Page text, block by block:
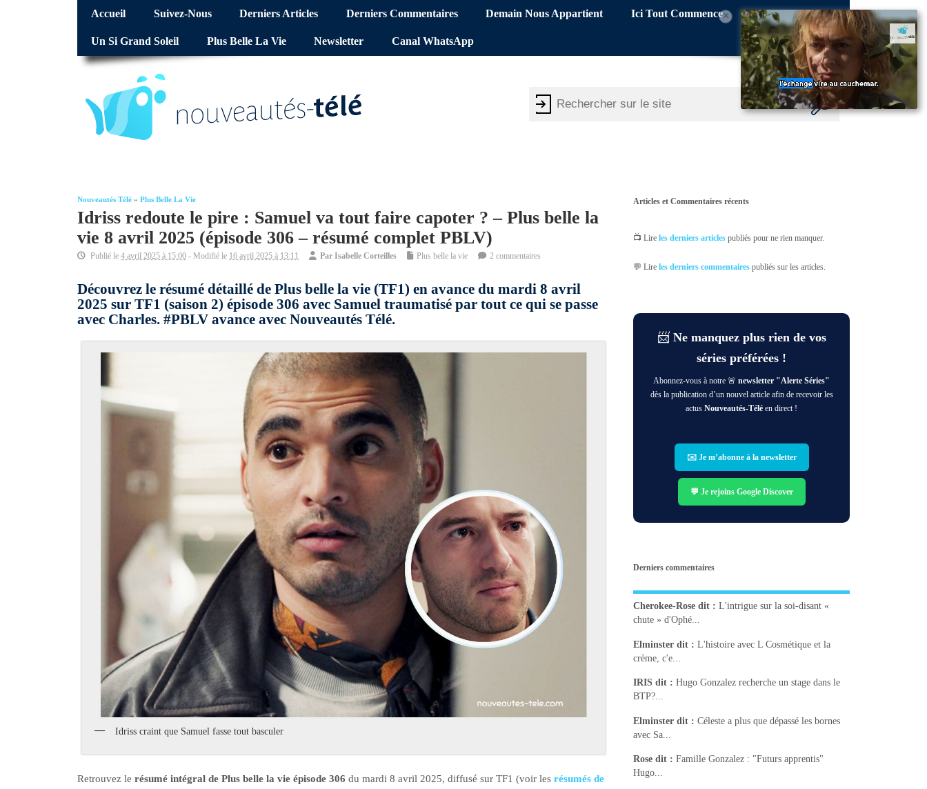
Accueil Suivez-Nous Derniers Articles Derniers Commentaires Demain Nous Appartient Ici Tout Commence
Un Si Grand Soleil Plus Belle La Vie Newsletter Canal WhatsApp
Nouveautés Télé » Plus Belle La Vie
Idriss redoute le pire : Samuel va tout faire capoter ? – Plus belle la
vie 8 avril 2025 (épisode 306 – résumé complet PBLV)
Publié le 4 avril 2025 à 15:00 - Modifié le 16 avril 2025 à 13:11 Par Isabelle Corteilles Plus belle la vie 2 commentaires
Découvrez le résumé détaillé de Plus belle la vie (TF1) en avance du mardi 8 avril
2025 sur TF1 (saison 2) épisode 306 avec Samuel traumatisé par tout ce qui se passe
avec Charles. #PBLV avance avec Nouveautés Télé.
Idriss craint que Samuel fasse tout basculer
Retrouvez le résumé intégral de Plus belle la vie épisode 306 du mardi 8 avril 2025, diffusé sur TF1 (voir les résumés de
×
Articles et Commentaires récents
📺 Lireles derniers articles publiés pour ne rien manquer.
💬 Lireles derniers commentaires publiés sur les articles.
📨 Ne manquez plus rien de vos
séries préférées !
Abonnez-vous à notre 🚨newsletter "Alerte Séries"
dès la publication d’un nouvel article afin de recevoir les
actusNouveautés-Télé en direct !
✉️ Je m’abonne à la newsletter
💬 Je rejoins Google Discover
Derniers commentaires
Cherokee-Rose dit : L'intrigue sur la soi-disant «
chute » d'Ophé...
Elminster dit : L'histoire avec L Cosmétique et la
crème, c'e...
IRIS dit : Hugo Gonzalez recherche un stage dans le
BTP?...
Elminster dit : Céleste a plus que dépassé les bornes
avec Sa...
Rose dit : Famille Gonzalez : "Futurs apprentis"
Hugo...